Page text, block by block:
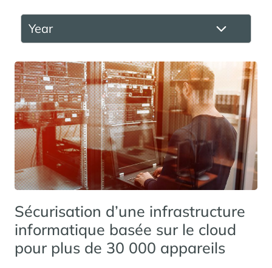
Sécurisation d’une infrastructure
informatique basée sur le cloud
pour plus de 30 000 appareils